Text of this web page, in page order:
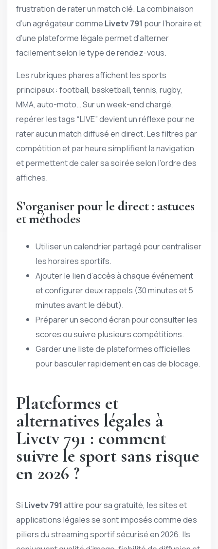
frustration de rater un match clé. La combinaison
d’un agrégateur comme Livetv 791 pour l’horaire et
d’une plateforme légale permet d’alterner
facilement selon le type de rendez-vous.
Les rubriques phares affichent les sports
principaux : football, basketball, tennis, rugby,
MMA, auto-moto… Sur un week-end chargé,
repérer les tags “LIVE” devient un réflexe pour ne
rater aucun match diffusé en direct. Les filtres par
compétition et par heure simplifient la navigation
et permettent de caler sa soirée selon l’ordre des
affiches.
S’organiser pour le direct : astuces
et méthodes
Utiliser un calendrier partagé pour centraliser
les horaires sportifs.
Ajouter le lien d’accès à chaque événement
et configurer deux rappels (30 minutes et 5
minutes avant le début).
Préparer un second écran pour consulter les
scores ou suivre plusieurs compétitions.
Garder une liste de plateformes officielles
pour basculer rapidement en cas de blocage.
Plateformes et
alternatives légales à
Livetv 791 : comment
suivre le sport sans risque
en 2026 ?
Si Livetv 791 attire pour sa gratuité, les sites et
applications légales se sont imposés comme des
piliers du streaming sportif sécurisé en 2026. Ils